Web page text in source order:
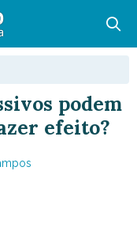
podem
efeito?